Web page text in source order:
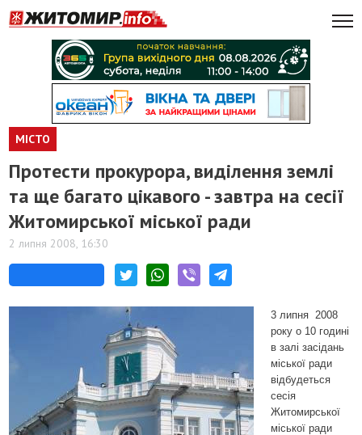
МІСТО
Протести прокурора, виділення землі
та ще багато цікавого - завтра на сесії
Житомирської міської ради
2 липня 2008, 16:30
3 липня 2008
року о 10 годині
в залі засідань
міської ради
відбудеться
сесія
Житомирської
міської ради